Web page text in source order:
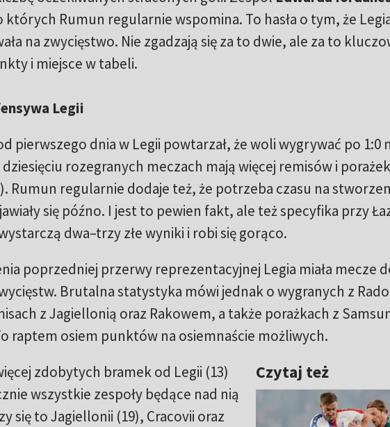
Rumun regularnie wspomina. To hasła o tym, że
na zwycięstwo. Nie zgadzają się za to dwie, ale za to
i miejsce w tabeli.
Legii
pierwszego dnia w Legii powtarzał, że woli wygrywać po 1:0
rozegranych meczach mają więcej remisów i
Rumun regularnie dodaje też, że potrzeba czasu na
się późno. I jest to pewien fakt, ale też specyfika przy
dwa–trzy złe wyniki i robi się gorąco.
poprzedniej przerwy reprezentacyjnej Legia miała mecze
Brutalna statystyka mówi jednak o wygranych z
z Jagiellonią oraz Rakowem, a także porażkach z
raptem osiem punktów na osiemnaście możliwych.
Czytaj też
zdobytych bramek od Legii (13)
wszystkie zespoły będące nad nią
się to Jagiellonii (19), Cracovii oraz